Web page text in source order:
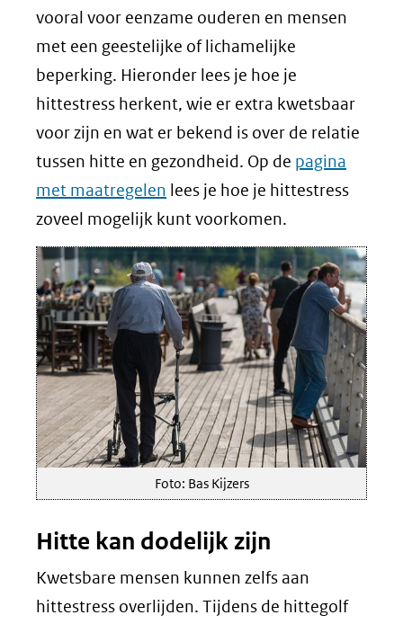
vooral voor eenzame ouderen en mensen
met een geestelijke of lichamelijke
beperking. Hieronder lees je hoe je
hittestress herkent, wie er extra kwetsbaar
voor zijn en wat er bekend is over de relatie
tussen hitte en gezondheid. Op de pagina
met maatregelen lees je hoe je hittestress
zoveel mogelijk kunt voorkomen.
Foto: Bas Kijzers
Hitte kan dodelijk zijn
Kwetsbare mensen kunnen zelfs aan
hittestress overlijden. Tijdens de hittegolf